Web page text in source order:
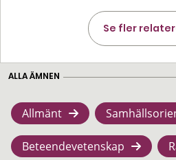
Se fler
ALLA ÄMNEN
Allmänt
Beteendevetenskap